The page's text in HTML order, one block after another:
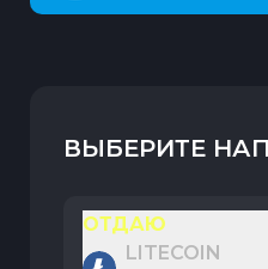
ВЫБЕРИТЕ
ОТДАЮ
LITECOIN